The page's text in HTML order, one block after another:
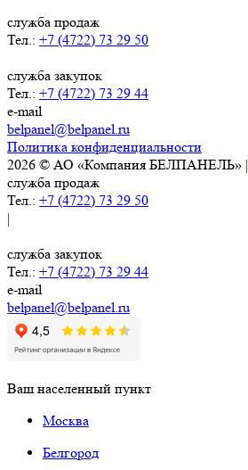
служба продаж
Тел.: +7 (4722) 73 29 50
служба закупок
Тел.: +7 (4722) 73 29 44
e-mail
belpanel@belpanel.ru
Политика конфиденциальности
2026 © АО «Компания БЕЛПАНЕЛЬ» |
служба продаж
Тел.: +7 (4722) 73 29 50
|
служба закупок
Тел.: +7 (4722) 73 29 44
e-mail
belpanel@belpanel.ru
Ваш населенный пункт
Москва
Белгород